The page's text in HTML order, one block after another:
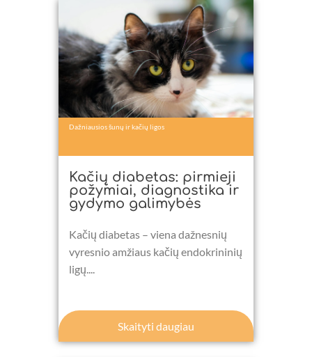
Dažniausios šunų ir kačių ligos
Kačių diabetas: pirmieji
požymiai, diagnostika ir
gydymo galimybės
Kačių diabetas – viena dažnesnių
vyresnio amžiaus kačių endokrininių
ligų....
Skaityti daugiau